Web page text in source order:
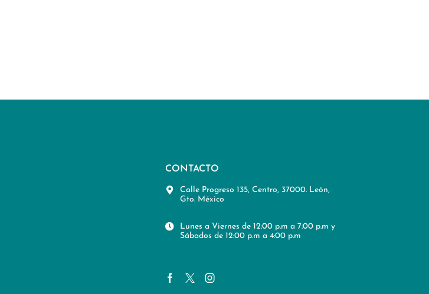
CONTACTO
Calle Progreso 135, Centro, 37000. León,
Gto. México
Lunes a Viernes de 12:00 p.m a 7:00 p.m y
Sábados de 12:00 p.m a 4:00 p.m